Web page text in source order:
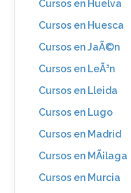
Cursos en Huelva
Cursos en Huesca
Cursos en JaÃ©n
Cursos en LeÃ³n
Cursos en Lleida
Cursos en Lugo
Cursos en Madrid
Cursos en MÃ¡laga
Cursos en Murcia